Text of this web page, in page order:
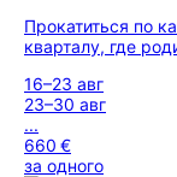
Прокатиться по
кварталу, где
16–23 авг
23–30 авг
...
660 €
за одного